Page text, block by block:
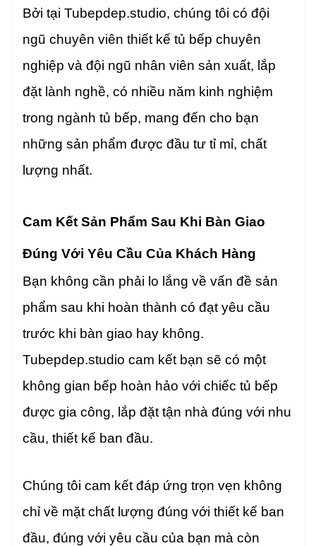
Bởi tại Tubepdep.studio, chúng tôi có đội
ngũ chuyên viên thiết kế tủ bếp chuyên
nghiệp và đội ngũ nhân viên sản xuất, lắp
đặt lành nghề, có nhiều năm kinh nghiệm
trong ngành tủ bếp, mang đến cho bạn
những sản phẩm được đầu tư tỉ mỉ, chất
lượng nhất.
Cam Kết Sản Phẩm Sau Khi Bàn Giao
Đúng Với Yêu Cầu Của Khách Hàng
Bạn không cần phải lo lắng về vấn đề sản
phẩm sau khi hoàn thành có đạt yêu cầu
trước khi bàn giao hay không.
Tubepdep.studio cam kết bạn sẽ có một
không gian bếp hoàn hảo với chiếc tủ bếp
được gia công, lắp đặt tận nhà đúng với nhu
cầu, thiết kế ban đầu.
Chúng tôi cam kết đáp ứng trọn vẹn không
chỉ về mặt chất lượng đúng với thiết kế ban
đầu, đúng với yêu cầu của bạn mà còn